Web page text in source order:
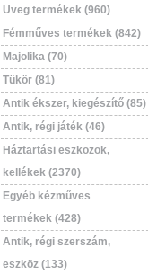
Üveg termékek (960)
Fémműves termékek (842)
Majolika (70)
Tükör (81)
Antik ékszer, kiegészítő (85)
Antik, régi játék (46)
Háztartási eszközök,
kellékek (2370)
Egyéb kézműves
termékek (428)
Antik, régi szerszám,
eszköz (133)